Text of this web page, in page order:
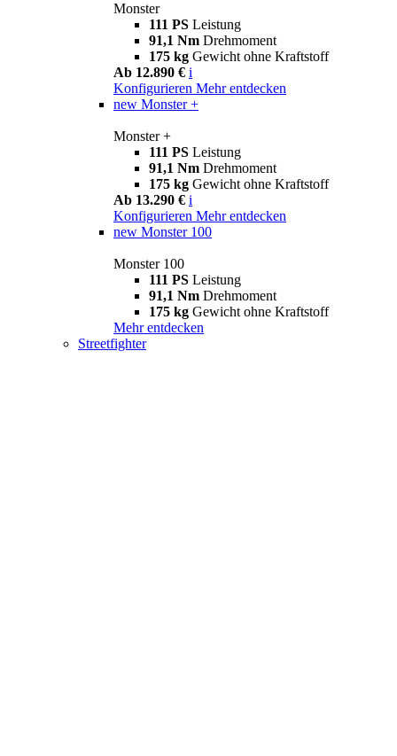
Monster
111 PS Leistung
91,1 Nm Drehmoment
175 kg Gewicht ohne Kraftstoff
Ab 12.890 € i
Konfigurieren Mehr entdecken
new Monster +
Monster +
111 PS Leistung
91,1 Nm Drehmoment
175 kg Gewicht ohne Kraftstoff
Ab 13.290 € i
Konfigurieren Mehr entdecken
new Monster 100
Monster 100
111 PS Leistung
91,1 Nm Drehmoment
175 kg Gewicht ohne Kraftstoff
Mehr entdecken
Streetfighter